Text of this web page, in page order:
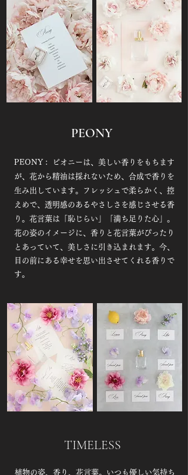
PEONY
PEONY : ピオニーは、美しい香りをもちます
が、花から精油は採れないため、合成で香りを
生み出しています。フレッシュで柔らかく、控
えめで、透明感のあるやさしさを感じさせる香
り。花言葉は「恥じらい」「満ち足りた心」。
花の姿のイメージに、香りと花言葉がぴったり
とあっていて、美しさに引き込まれます。 今、
目の前にある幸せを思い出させてくれる香りで
す。
TIMELESS
植物の姿、香り、花言葉。いつも優しい気持ち